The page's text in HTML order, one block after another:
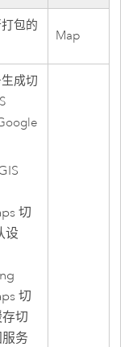
包的
Map
成切
切
设
切
切
务